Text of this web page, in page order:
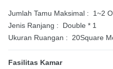
Jumlah Tamu Maksimal :
1~2
Jenis Ranjang :
Double * 1
Ukuran Ruangan :
20Square
Fasilitas Kamar